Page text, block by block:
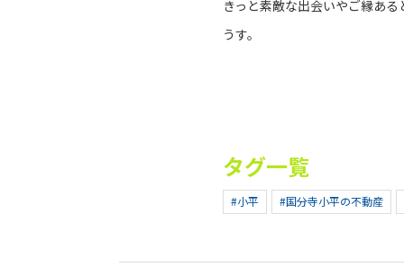
きっと素敵な出会いやご縁あ
うす。
タグ一覧
#小平 #国分寺小平の不動産